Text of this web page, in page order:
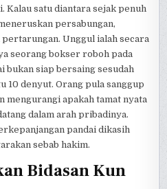
Kalau satu diantara sejak penuh
persabungan,
Unggul ialah secara
seorang bokser roboh pada
bukan siap bersaing sesudah
10 denyut. Orang pula sanggup
mengurangi apakah tamat nyata
dalam arah pribadinya.
pandai dikasih
sebab hakim.
Bidasan Kun